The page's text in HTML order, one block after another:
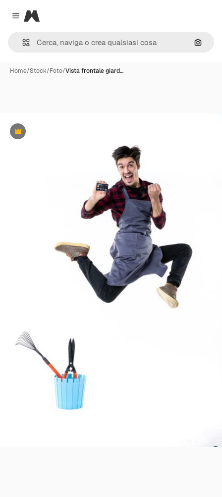
Close menu
Magnific
Cerca
Home/Stock/Foto/Vista frontale giard…
Premium